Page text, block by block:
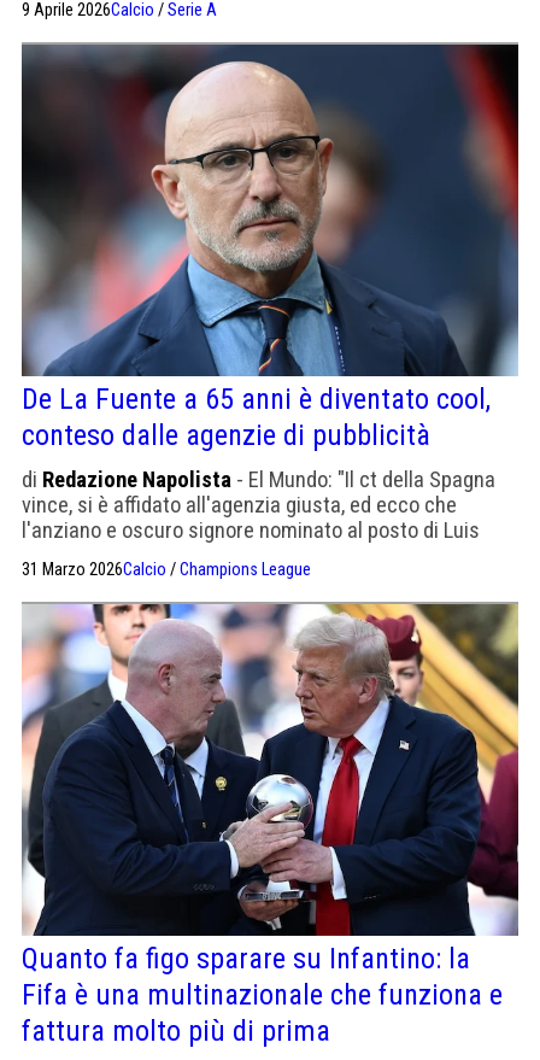
alle delusioni, abbiamo fatto cose importanti".
9 Aprile 2026Calcio /Serie A
De La Fuente a 65 anni è diventato cool,
conteso dalle agenzie di pubblicità
di Redazione Napolista - El Mundo: "Il ct della Spagna
vince, si è affidato all'agenzia giusta, ed ecco che
l'anziano e oscuro signore nominato al posto di Luis
marchi"
31 Marzo 2026Calcio /Champions League
Quanto fa figo sparare su Infantino: la
Fifa è una multinazionale che funziona e
fattura molto più di prima